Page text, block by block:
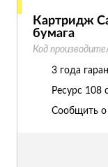
Картридж
бумага
Код
3 года
Ресурс 108
Сообщить о